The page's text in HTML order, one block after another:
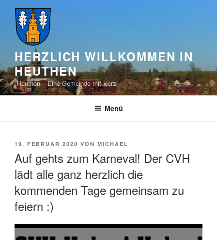
Inhalt
springen
HERZLICH WILLKOMMEN IN
HEUTHEN
"Heuthen – Eine Gemeinde mit Herz"
Menü
VERÖFFENTLICHT
19. FEBRUAR 2020 VON MICHAEL
Auf gehts zum Karneval! Der CVH
lädt alle ganz herzlich die
kommenden Tage gemeinsam zu
feiern :)